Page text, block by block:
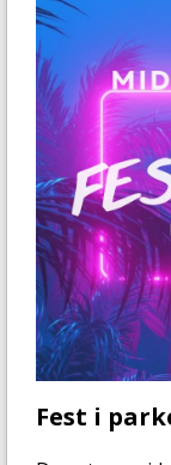
Fest i